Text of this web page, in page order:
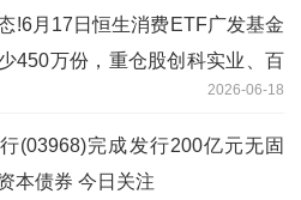
!6月17日恒生消费ETF广发基金
450万份，重仓股创科实业、百
2026-06-18
(03968)完成发行200亿元无固
本债券 今日关注